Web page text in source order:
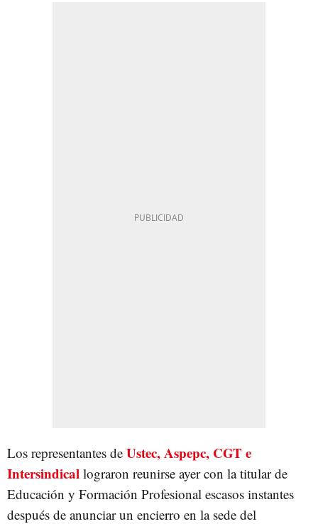
Los representantes de Ustec, Aspepc, CGT e
Intersindical lograron reunirse ayer con la titular de
Educación y Formación Profesional escasos instantes
después de anunciar un encierro en la sede del